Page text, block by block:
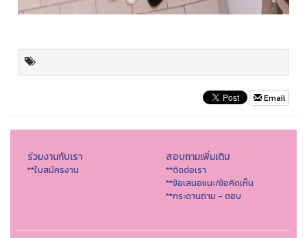
Email
ร่วมงานกับเรา
**ใบสมัครงาน
สอบถามเพิ่มเติม
**ติดต่อเรา
**ข้อเสนอแนะ/ข้อคิดเห็น
**กระดานถาม - ตอบ